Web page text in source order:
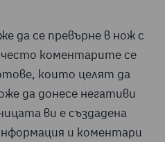
да се превърне в нож с
коментарите се
които целят да
да донесе негативи
ви е създадена
и коментари